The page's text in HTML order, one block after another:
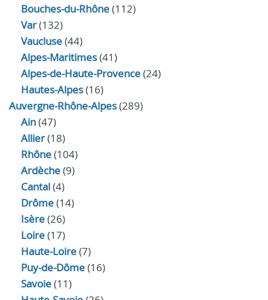
Bouches-du-Rhône(112)
Var(132)
Vaucluse(44)
Alpes-Maritimes(41)
Alpes-de-Haute-Provence(24)
Hautes-Alpes(16)
Auvergne-Rhône-Alpes(289)
Ain(47)
Allier(18)
Rhône(104)
Ardèche(9)
Cantal(4)
Drôme(14)
Isère(26)
Loire(17)
Haute-Loire(7)
Puy-de-Dôme(16)
Savoie(11)